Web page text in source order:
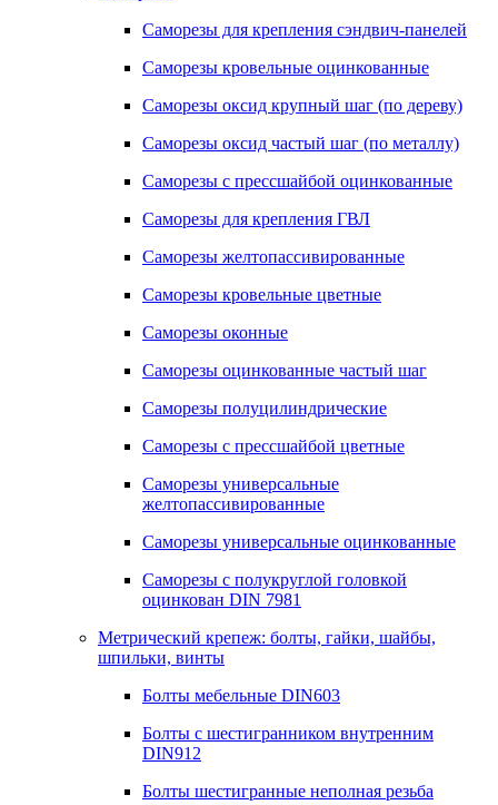
Саморезы для крепления сэндвич-панелей
Саморезы кровельные оцинкованные
Саморезы оксид крупный шаг (по дереву)
Саморезы оксид частый шаг (по металлу)
Саморезы с прессшайбой оцинкованные
Саморезы для крепления ГВЛ
Саморезы желтопассивированные
Саморезы кровельные цветные
Саморезы оконные
Саморезы оцинкованные частый шаг
Саморезы полуцилиндрические
Саморезы с прессшайбой цветные
Саморезы универсальные
желтопассивированные
Саморезы универсальные оцинкованные
Саморезы с полукруглой головкой
оцинкован DIN 7981
Метрический крепеж: болты, гайки, шайбы,
шпильки, винты
Болты мебельные DIN603
Болты с шестигранником внутренним
DIN912
Болты шестигранные неполная резьба